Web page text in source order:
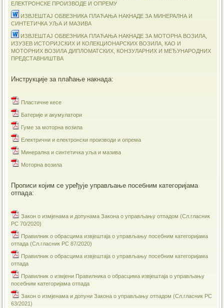
ЕЛЕКТРОНСКЕ ПРОИЗВОДЕ И ОПРЕМУ
ИЗВЈЕШТАЈ ОБВЕЗНИКА ПЛАЋАЊА НАКНАДЕ ЗА МИНЕРАЛНА И
СИНТЕТИЧКА УЉА И МАЗИВА
ИЗВЈЕШТАЈ ОБВЕЗНИКА ПЛАЋАЊА НАКНАДЕ ЗА МОТОРНА ВОЗИЛА,
ИЗУЗЕВ ИСТОРИЈСКИХ И КОЛЕКЦИОНАРСКИХ ВОЗИЛА, КАО И
МОТОРНИХ ВОЗИЛА ДИПЛОМАТСКИХ, КОНЗУЛАРНИХ И МЕЂУНАРОДНИХ
ПРЕДСТАВНИШТВА
Инструкције за плаћање накнада:
Пластичне кесе
Батерије и акумулатори
Гуме за моторна возила
Електрични и електронски производи и опрема
Минерална и синтетичка уља и мазива
Моторна возила
Прописи којим се уређује управљање посебним категоријама
отпада:
Закон о измјенама и допунама Закона о управљању отпадом (Сл.гласник
РС 70/2020)
Правилник о обрасцима извјештаја о управљању посебним категоријама
отпада (Сл.гласник РС 87/2020)
Правилник о обрасцима извјештаја о управљању посебним категоријама
отпада
Правилник о измјени Правилника о обрасцима извјештаја о управљању
посебним категоријама отпада
Закон о измјенама и допуни Закона о управљању отпадом (Сл.гласник РС
63/2021)